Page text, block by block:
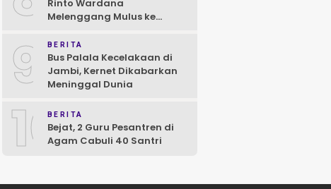
Rinto Wardana
Melenggang Mulus ke
Mentawai
9 BERITA
Bus Palala Kecelakaan di
Jambi, Kernet Dikabarkan
Meninggal Dunia
10BERITA
Bejat, 2 Guru Pesantren di
Agam Cabuli 40 Santri